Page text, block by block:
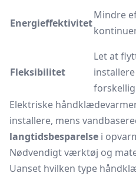
Energieffektivitet
Mindre
Fleksibilitet
Let at
installere
Elektriske
installere, mens
langtidsbesparelse i
Nødvendigt værktøj og
Uanset hvilken type